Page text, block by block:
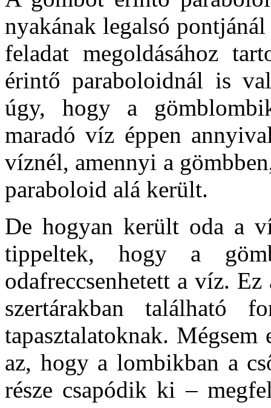
nyakának legalsó
feladat megoldásához
érintő paraboloidnál is
úgy, hogy a
maradó víz éppen
víznél, amennyi a
paraboloid alá került.
De hogyan került oda a
tippeltek, hogy a
odafreccsenhetett a víz.
szertárakban található
tapasztalatoknak. Mégsem
az, hogy a lombikban a
része csapódik ki –